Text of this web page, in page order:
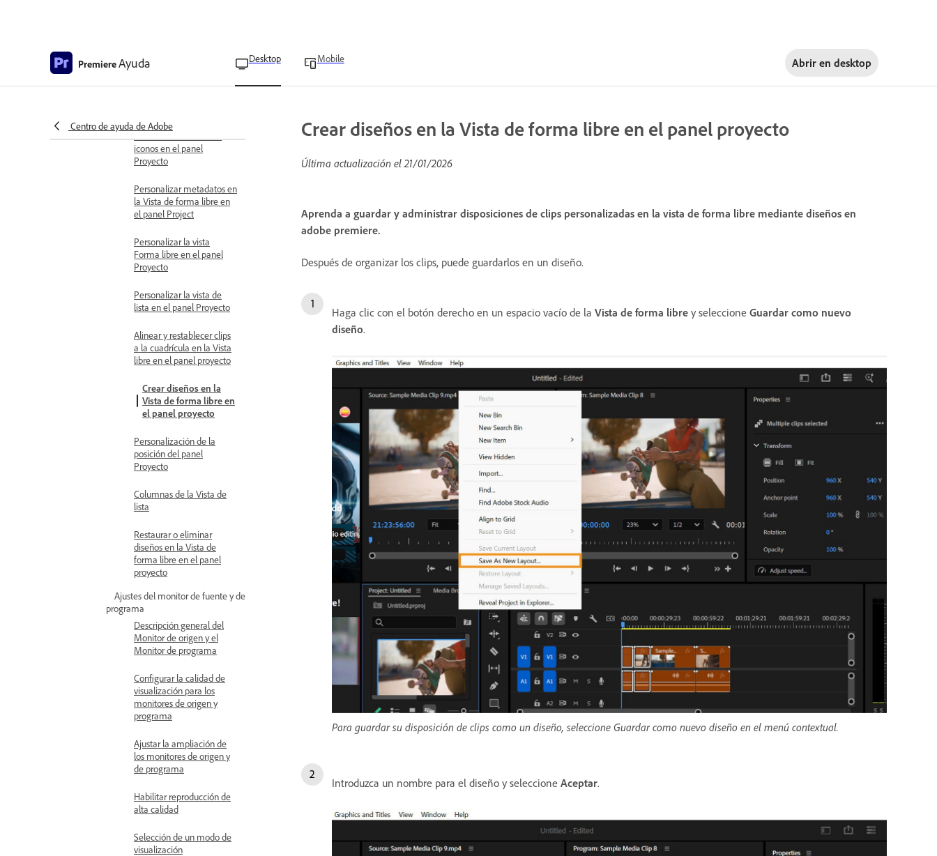
PremiereAyuda Desktop Mobile Abrir en desktop
Centro de ayuda de Adobe
Proyecto
iconos en el panel
Proyecto
Personalizar metadatos en
la Vista de forma libre en
el panel Project
Personalizar la vista
Forma libre en el panel
Proyecto
Personalizar la vista de
lista en el panel Proyecto
Alinear y restablecer clips
a la cuadrícula en la Vista
libre en el panel proyecto
Crear diseños en la
Vista de forma libre en
el panel proyecto
Personalización de la
posición del panel
Proyecto
Columnas de la Vista de
lista
Restaurar o eliminar
diseños en la Vista de
forma libre en el panel
proyecto
Ajustes del monitor de fuente y de
programa
Descripción general del
Monitor de origen y el
Monitor de programa
Configurar la calidad de
visualización para los
monitores de origen y
programa
Ajustar la ampliación de
los monitores de origen y
de programa
Habilitar reproducción de
alta calidad
Selección de un modo de
visualización
Crear diseños en la Vista de forma libre en el panel proyecto
Última actualización el21/01/2026
Aprenda a guardar y administrar disposiciones de clips personalizadas en la vista de forma libre mediante diseños en
adobe premiere.
Después de organizar los clips, puede guardarlos en un diseño.
Haga clic con el botón derecho en un espacio vacío de la Vista de forma libre y seleccione Guardar como nuevo
diseño.
Para guardar su disposición de clips como un diseño, seleccione Guardar como nuevo diseño en el menú contextual.
Introduzca un nombre para el diseño y seleccione Aceptar.